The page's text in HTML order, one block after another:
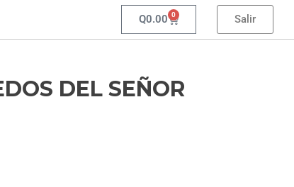
Q0.00 0 Salir
DEL SEÑOR